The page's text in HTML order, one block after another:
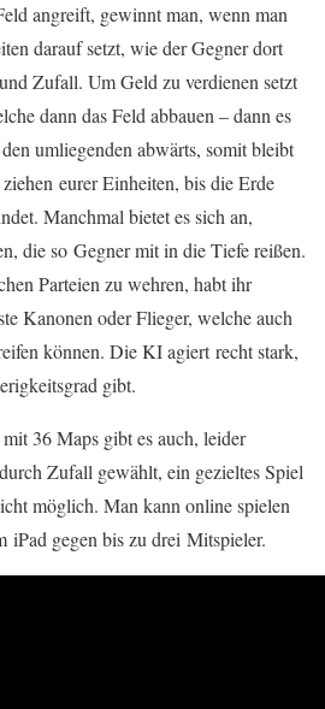
angreift, gewinnt man, wenn man
darauf setzt, wie der Gegner dort
Zufall. Um Geld zu verdienen setzt
dann das Feld abbauen – dann es
umliegenden abwärts, somit bleibt
eurer Einheiten, bis die Erde
Manchmal bietet es sich an,
die so Gegner mit in die Tiefe reißen.
Parteien zu wehren, habt ihr
Kanonen oderFlieger, welche auch
können. Die KI agiert recht stark,
gibt.
36Maps gibt es auch, leider
Zufall gewählt, ein gezieltes Spiel
möglich. Man kann online spielen
iPad gegen bis zu drei Mitspieler.